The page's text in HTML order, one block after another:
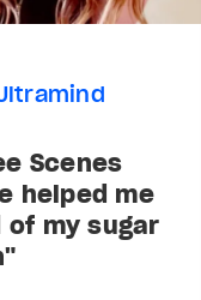
Scenes
helped me
my sugar